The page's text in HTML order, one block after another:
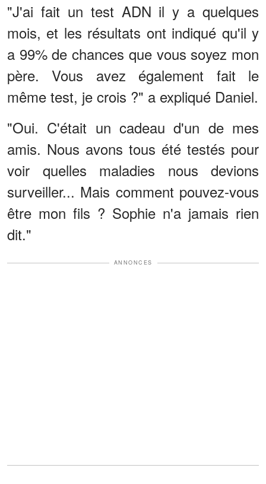
"J'ai fait un test ADN il y a quelques
mois, et les résultats ont indiqué qu'il y
a 99% de chances que vous soyez mon
père. Vous avez également fait le
même test, je crois ?" a expliqué Daniel.
"Oui. C'était un cadeau d'un de mes
amis. Nous avons tous été testés pour
voir quelles maladies nous devions
surveiller... Mais comment pouvez-vous
être mon fils ? Sophie n'a jamais rien
dit."
ANNONCES